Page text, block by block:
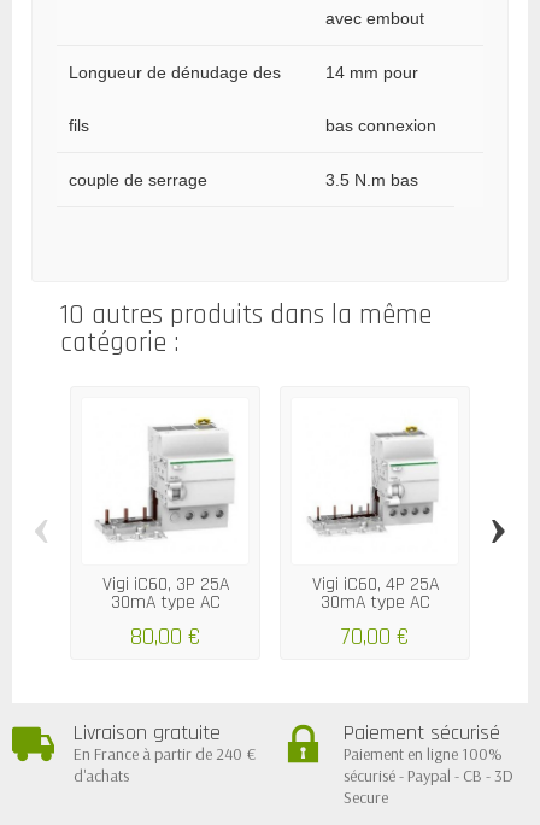
avec embout
Longueur de dénudage des
fils
14 mm pour
bas connexion
couple de serrage 3.5 N.m bas
10 autres produits dans la même
catégorie :
Vigi iC60, 3P 25A
30mA type AC
80,00 €
Vigi iC60, 4P 25A
30mA type AC
70,00 €
‹ ›
Livraison gratuite
En France à partir de 240 €
d'achats
Paiement sécurisé
Paiement en ligne 100%
sécurisé - Paypal - CB - 3D
Secure